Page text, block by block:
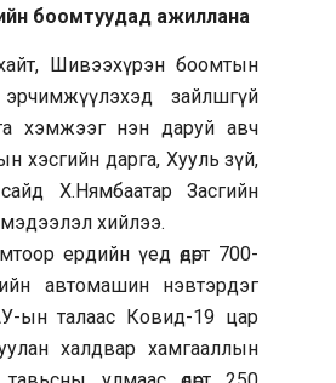
боомтуудад ажиллана
Шивээхүрэн боомтын
зайлшгүй
хэмжээг нэн даруй авч
хэсгийн дарга, Хууль зүй,
Х.Нямбаатар Засгийн
хийлээ.
ердийн үед өдөрт 700-
автомашин нэвтэрдэг
ын талаас Ковид-19 цар
халдвар хамгааллын